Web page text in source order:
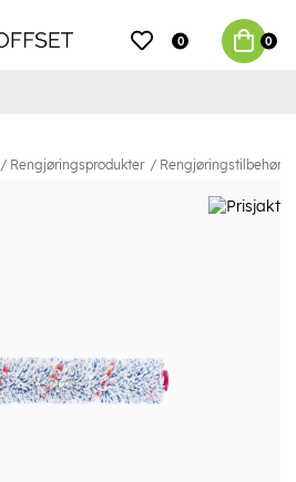
0 0
Rengjøringsprodukter Rengjøringstilbehør